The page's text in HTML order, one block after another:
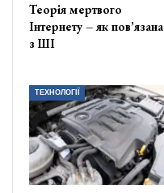
Теорія мертвого
Інтернету – як пов’язана
з ШІ
ТЕХНОЛОГІЇ